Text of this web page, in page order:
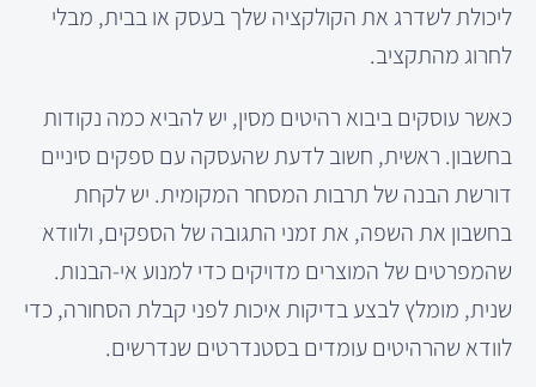
ליכולת לשדרג את הקולקציה שלך בעסק או בבית, מבלי
לחרוג מהתקציב.
כאשר עוסקים ביבוא רהיטים מסין, יש להביא כמה נקודות
בחשבון. ראשית, חשוב לדעת שהעסקה עם ספקים סיניים
דורשת הבנה של תרבות המסחר המקומית. יש לקחת
בחשבון את השפה, את זמני התגובה של הספקים, ולוודא
שהמפרטים של המוצרים מדויקים כדי למנוע אי-הבנות.
שנית, מומלץ לבצע בדיקות איכות לפני קבלת הסחורה, כדי
לוודא שהרהיטים עומדים בסטנדרטים שנדרשים.